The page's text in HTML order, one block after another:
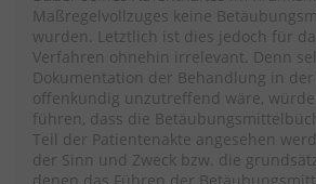
Maßregelvollzuges keine
wurden. Letztlich ist dies jedoch für
Verfahren ohnehin irrelevant. Denn
Dokumentation der Behandlung in
offenkundig unzutreffend wäre,
führen, dass die
Teil der Patientenakte angesehen
der Sinn und Zweck bzw. die